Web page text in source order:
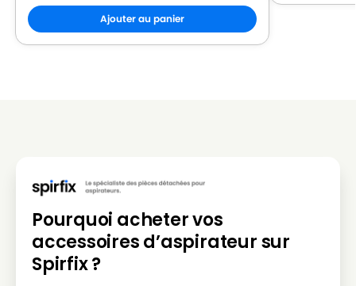
ROWENTA
ROWENTA RO 2544
ROWENTA
ROWENTA RO2323EA POWER SPACE
ROWENTA
ROWENTA RO2333EA
Ajouter au panier
Pourquoi acheter vos
accessoires d’aspirateur sur
Spirfix ?